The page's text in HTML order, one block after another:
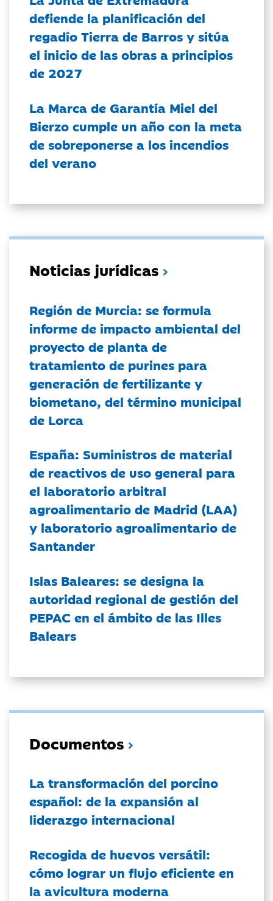
defiende la planificación del
regadío Tierra de Barros y sitúa
el inicio de las obras a principios
de 2027
La Marca de Garantía Miel del
Bierzo cumple un año con la meta
de sobreponerse a los incendios
del verano
Noticias jurídicas
Región de Murcia: se formula
informe de impacto ambiental del
proyecto de planta de
tratamiento de purines para
generación de fertilizante y
biometano, del término municipal
de Lorca
España: Suministros de material
de reactivos de uso general para
el laboratorio arbitral
agroalimentario de Madrid (LAA)
y laboratorio agroalimentario de
Santander
Islas Baleares: se designa la
autoridad regional de gestión del
PEPAC en el ámbito de las Illes
Balears
Documentos
La transformación del porcino
español: de la expansión al
liderazgo internacional
Recogida de huevos versátil:
cómo lograr un flujo eficiente en
la avicultura moderna